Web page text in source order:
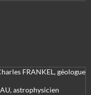
FRANKEL, géologue
astrophysicien